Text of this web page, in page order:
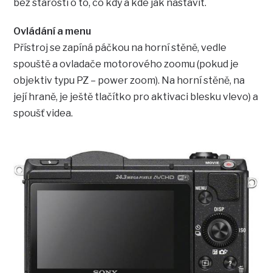
bez starostí o to, co kdy a kde jak nastavit.
Ovládání a menu
Přístroj se zapíná páčkou na horní stěně, vedle
spouště a ovladače motorového zoomu (pokud je
objektiv typu PZ – power zoom). Na horní stěně, na
její hraně, je ještě tlačítko pro aktivaci blesku vlevo) a
spoušť videa.